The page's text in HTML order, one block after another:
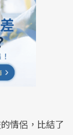
情侶，比結了